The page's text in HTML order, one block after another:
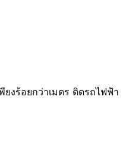
ยงร้อยกว่าเมตร ติดรถไฟฟ้า